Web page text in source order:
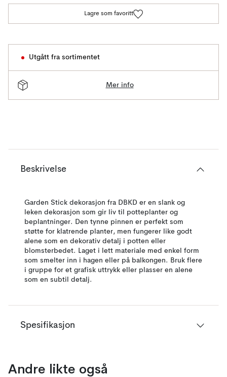
Lagre som favoritt
Utgått fra sortimentet
Mer info
Beskrivelse
Garden Stick dekorasjon fra DBKD er en slank og
leken dekorasjon som gir liv til potteplanter og
beplantninger. Den tynne pinnen er perfekt som
støtte for klatrende planter, men fungerer like godt
alene som en dekorativ detalj i potten eller
blomsterbedet. Laget i lett materiale med enkel form
som smelter inn i hagen eller på balkongen. Bruk flere
i gruppe for et grafisk uttrykk eller plasser en alene
som en subtil detalj.
Spesifikasjon
Andre likte også